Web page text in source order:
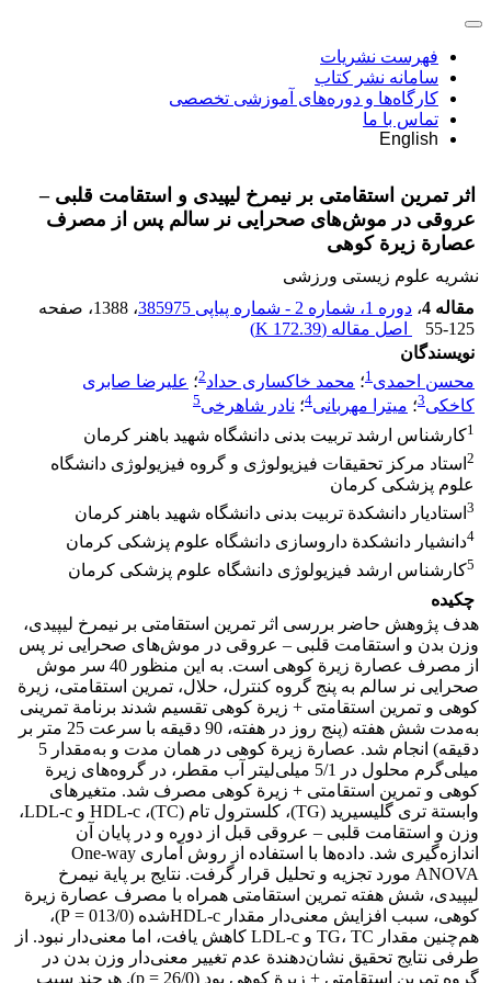
فهرست نشریات
سامانه نشر کتاب
کارگاه‌ها و دوره‌های آموزشی تخصصی
تماس با ما
English
اثر تمرین استقامتی بر نیمرخ لیپیدی و استقامت قلبی –
عروقی در موش‌های صحرایی نر سالم پس از مصرف
عصارة زیرة کوهی
نشریه علوم زیستی ورزشی
مقاله 4
، دوره 1، شماره 2 - شماره پیاپی 385975 ، 1388
، صفحه
55-125
اصل مقاله (172.39 K
)
نویسندگان
محسن احمدی1؛ محمد خاکساری حداد2؛ علیرضا صابری
کاخکی3؛ میترا مهربانی4؛ نادر شاهرخی5
1کارشناس ارشد تربیت بدنی دانشگاه شهید باهنر کرمان
2 استاد مرکز تحقیقات فیزیولوژی و گروه فیزیولوژی دانشگاه
علوم پزشکی کرمان
3 استادیار دانشکدة تربیت بدنی دانشگاه شهید باهنر کرمان
4دانشیار دانشکدة داروسازی دانشگاه علوم پزشکی کرمان
5کارشناس ارشد فیزیولوژی دانشگاه علوم پزشکی کرمان
چکیده
هدف پژوهش حاضر بررسی اثر تمرین استقامتی بر نیمرخ لیپیدی،
وزن بدن و استقامت قلبی – عروقی در موش‌های صحرایی نر پس
از مصرف عصارة زیرة کوهی است. به این منظور 40 سر موش
صحرایی نر سالم به پنج گروه کنترل، حلال، تمرین استقامتی، زیرة
کوهی و تمرین استقامتی + زیرة کوهی تقسیم شدند برنامة تمرینی
به‌مدت شش هفته (پنج روز در هفته، 90 دقیقه با سرعت 25 متر بر
دقیقه) انجام شد. عصارة زیرة کوهی در همان مدت و به‌مقدار 5
میلی‌گرم محلول در 5/1 میلی‌لیتر آب مقطر، در گروه‌های زیرة
کوهی و تمرین استقامتی + زیرة کوهی مصرف شد. متغیرهای
وابستة تری گلیسیرید (TG)، کلسترول تام (TC)، HDL-c و LDL-c،
وزن و استقامت قلبی – عروقی قبل از دوره و در پایان آن
اندازه‌گیری شد. داده‌ها با استفاده از روش آماری One-way
ANOVA مورد تجزیه و تحلیل قرار گرفت. نتایج بر پایة نیمرخ
لیپیدی، شش هفته تمرین استقامتی همراه با مصرف عصارة زیرة
کوهی، سبب افزایش معنی‌دار مقدار HDL-cشده (013/0 = P)،
هم‌چنین مقدار TG، TC و LDL-c کاهش یافت، اما معنی‌دار نبود. از
طرفی نتایج تحقیق نشان‌دهندة عدم تغییر معنی‌دار وزن بدن در
گروه تمرین استقامتی + زیرة کوهی بود (26/0 = p). هرچند سبب